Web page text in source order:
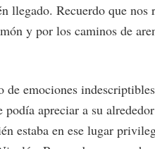
llegado. Recuerdo que
y por los caminos de
emociones
apreciar a su
estaba en ese lugar